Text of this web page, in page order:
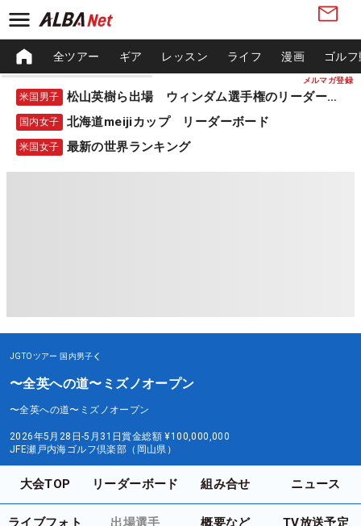
メルマガ登録
全ツアー ギア レッスン ライフ 漫画 ゴル
米国男子 松山英樹ら出場 ウィンダム選手権のリーダーボード
国内女子 北海道meijiカップ リーダーボード
米国女子 最新の世界ランキング
JGTOツアー 国内男子
〜全英への道〜ミズノオープン
〜全英への道〜ミズノオープン
2026年5月28日-5月31日賞金総額 ¥100,000,000
JFE瀬戸内海ゴルフ倶楽部（岡山県）
大会TOP リーダーボード 組み合せ ニュース
ライブフォト 出場選手 概要など TV放送予定